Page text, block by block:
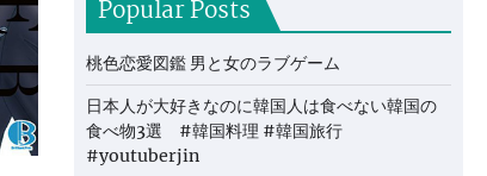
Popular Posts
桃色恋愛図鑑 男と女のラブゲーム
日本人が大好きなのに韓国人は食べない韓国の
食べ物3選 #韓国料理 #韓国旅行
#youtuberjin